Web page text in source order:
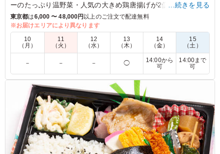
ーのたっぷり温野菜・人気の大きめ鶏唐揚げが2個も入ったお
弁当。(1日に作成できる食数は100食までです。)
下記よりおむすびを2種類お選びいただき、連絡事項にご記入
ください。
紅鮭/わさび菜/おかか/高菜漬け/明太子/ひじき煮/ツナ昆布/カリ
※複数の組み合わせをご希望の場合、1種類につき4食以上にな
るようにお願い致します。また、種類のご指定が無い場合はお
任せとさせていただきます。
※温野菜のソースを「オリジナルトマトソース」、「まろやか
カレーソース」、「和風おろしソース」からお選びいただけま
す。下記プルダウンからお選びください。
…続きを見る
東京都は6,000 〜 48,000円 以上のご注文で配達無料
※お届けエリアにより異なります
10
（月）
11
（火）
12
（水）
13
（木）
14
（金）
15
（土）
－ － － ◯
14:00から
可
14:00まで
可